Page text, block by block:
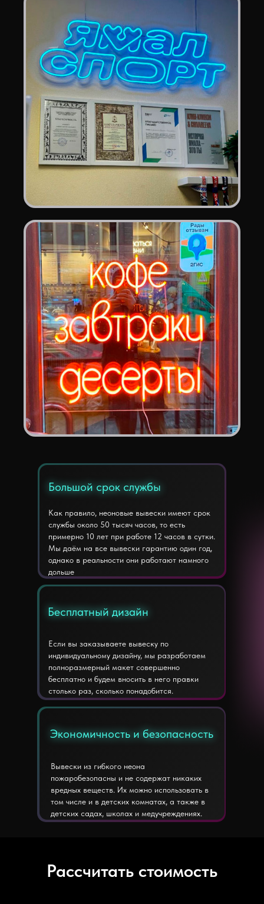
Как правило, неоновые вывески имеют срок
службы около 50 тысяч часов, то есть
примерно 10 лет при работе 12 часов в сутки.
Мы даём на все вывески гарантию один год,
однако в реальности они работают намного
дольше
Если вы заказываете вывеску по
индивидуальному дизайну, мы разработаем
полноразмерный макет совершенно
бесплатно и будем вносить в него правки
столько раз, сколько понадобится.
Вывески из гибкого неона
пожаробезопасны и не содержат никаких
вредных веществ. Их можно использовать в
том числе и в детских комнатах, а также в
детских садах, школах и медучреждениях.
Большой срок службы
Большой срок службы
Бесплатный дизайн
Бесплатный дизайн
Экономичность и безопасность
Экономичность и безопасность
Рассчитать стоимость